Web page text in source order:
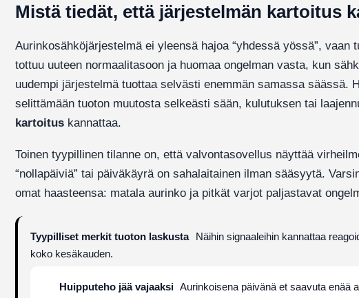
Mistä tiedät, että järjestelmän kartoitus
Aurinkosähköjärjestelmä ei yleensä hajoa “yhdessä yössä”, vaan
tottuu uuteen normaalitasoon ja huomaa ongelman vasta, kun
uudempi järjestelmä tuottaa selvästi enemmän samassa säässä.
selittämään tuoton muutosta selkeästi sään, kulutuksen tai
kartoitus kannattaa.
Toinen tyypillinen tilanne on, että valvontasovellus näyttää
“nollapäiviä” tai päiväkäyrä on sahalaitainen ilman sääsyytä.
omat haasteensa: matala aurinko ja pitkät varjot paljastavat
Tyypilliset merkit tuoton laskusta
Näihin signaaleihin kannattaa
koko kesäkauden.
Huipputeho jää vajaaksi Aurinkoisena päivänä et saavuta enää